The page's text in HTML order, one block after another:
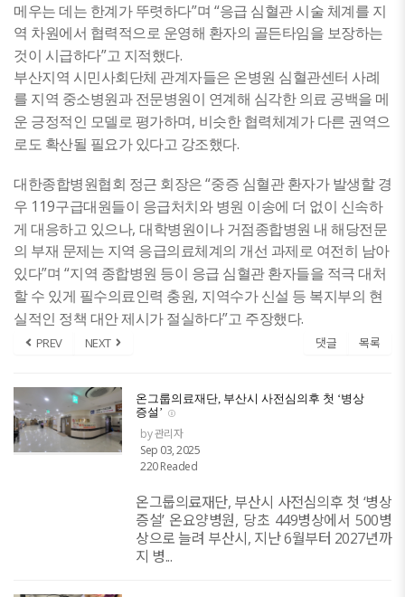
메우는 데는 한계가 뚜렷하다”며 “응급 심혈관 시술 체계를 지
역 차원에서 협력적으로 운영해 환자의 골든타임을 보장하는
것이 시급하다”고 지적했다.
부산지역 시민사회단체 관계자들은 온병원 심혈관센터 사례
를 지역 중소병원과 전문병원이 연계해 심각한 의료 공백을 메
운 긍정적인 모델로 평가하며 , 비슷한 협력체계가 다른 권역으
로도 확산될 필요가 있다고 강조했다.
대한종합병원협회 정근 회장은 “중증 심혈관 환자가 발생할 경
우 119구급대원들이 응급처치와 병원 이송에 더 없이 신속하
게 대응하고 있으나, 대학병원이나 거점종합병원 내 해당전문
의 부재 문제는 지역 응급의료체계의 개선 과제로 여전히 남아
있다”며 “지역 종합병원 등이 응급 심혈관 환자들을 적극 대처
할 수 있게 필수의료인력 충원, 지역수가 신설 등 복지부의 현
실적인 정책 대안 제시가 절실하다”고 주장했다.
PREV NEXT 댓글 목록
온그룹의료재단, 부산시 사전심의후 첫 ‘병상
증설’
by 관리자
Sep 03, 2025
220 Readed
온그룹의료재단, 부산시 사전심의후 첫 ‘병상
증설’ 온요양병원, 당초 449병상에서 500병
상으로 늘려 부산시, 지난 6월부터 2027년까
지 병...